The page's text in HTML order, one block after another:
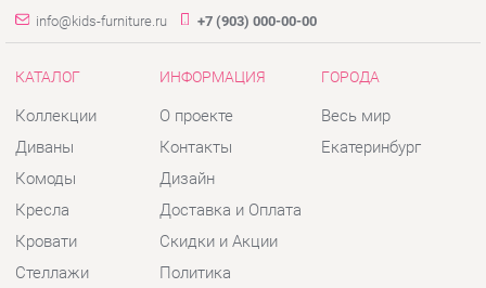
КАТАЛОГ
Диваны
Комоды
Кресла
Кровати
Стеллажи
Пуфы
Столы
ИНФОРМАЦИЯ
Контакты
Дизайн
Доставка и Оплата
Скидки и Акции
Политика
Гарантия
Помощь
ГОРОДА
Екатеринбург